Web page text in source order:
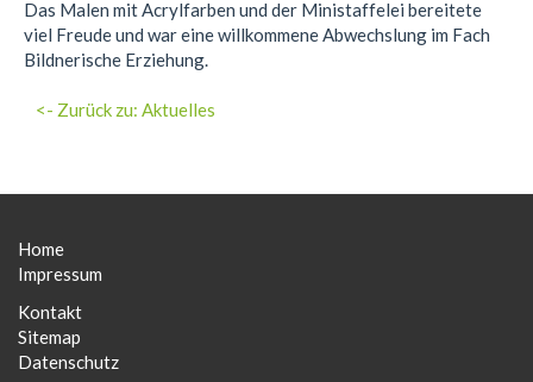
Das Malen mit Acrylfarben und der Ministaffelei bereitete
viel Freude und war eine willkommene Abwechslung im Fach
Bildnerische Erziehung.
<- Zurück zu: Aktuelles
Home
Impressum
Kontakt
Sitemap
Datenschutz